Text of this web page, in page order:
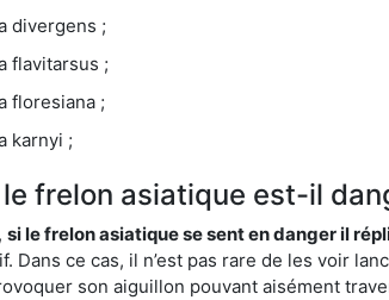
divergens ;
flavitarsus ;
floresiana ;
karnyi ;
frelon asiatique est-il
si le frelon asiatique se sent en danger il
Dans ce cas, il n’est pas rare de les voir
son aiguillon pouvant aisément